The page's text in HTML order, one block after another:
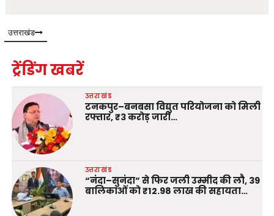
उत्तराखंड
ट्रेंडिंग खबरें
उत्तराखंड
टनकपुर–बनबसा विद्युत परियोजना को मिली
रफ्तार, ₹3 करोड़ जारी…
उत्तराखंड
“नंदा–सुनंदा” से फिर जली उम्मीद की लौ, 39
बालिकाओं को ₹12.98 लाख की सहायता…